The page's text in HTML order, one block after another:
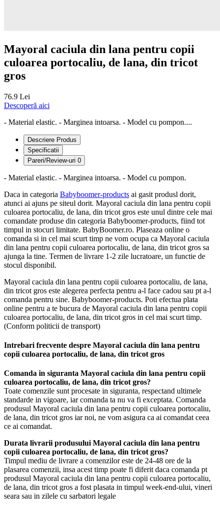
Mayoral caciula din lana pentru copii
culoarea portocaliu, de lana, din tricot
gros
76.9 Lei
Descoperă aici
- Material elastic. - Marginea intoarsa. - Model cu pompon....
Descriere Produs
Specificatii
Pareri/Review-uri 0
- Material elastic. - Marginea intoarsa. - Model cu pompon.
Daca in categoria Babyboomer-products ai gasit produsl dorit,
atunci ai ajuns pe siteul dorit. Mayoral caciula din lana pentru copii
culoarea portocaliu, de lana, din tricot gros este unul dintre cele mai
comandate produse din categoria Babyboomer-products, fiind tot
timpul in stocuri limitate. BabyBoomer.ro. Plaseaza online o
comanda si in cel mai scurt timp ne vom ocupa ca Mayoral caciula
din lana pentru copii culoarea portocaliu, de lana, din tricot gros sa
ajunga la tine. Termen de livrare 1-2 zile lucratoare, un functie de
stocul disponibil.
Mayoral caciula din lana pentru copii culoarea portocaliu, de lana,
din tricot gros este alegerea perfecta pentru a-l face cadou sau pt a-l
comanda pentru sine. Babyboomer-products. Poti efectua plata
online pentru a te bucura de Mayoral caciula din lana pentru copii
culoarea portocaliu, de lana, din tricot gros in cel mai scurt timp.
(Conform politicii de transport)
Intrebari frecvente despre Mayoral caciula din lana pentru
copii culoarea portocaliu, de lana, din tricot gros
Comanda in siguranta Mayoral caciula din lana pentru copii
culoarea portocaliu, de lana, din tricot gros?
Toate comenzile sunt procesate in siguranta, respectand ultimele
standarde in vigoare, iar comanda ta nu va fi exceptata. Comanda
produsul Mayoral caciula din lana pentru copii culoarea portocaliu,
de lana, din tricot gros iar noi, ne vom asigura ca ai comandat ceea
ce ai comandat.
Durata livrarii produsului Mayoral caciula din lana pentru
copii culoarea portocaliu, de lana, din tricot gros?
Timpul mediu de livrare a comenzilor este de 24-48 ore de la
plasarea comenzii, insa acest timp poate fi diferit daca comanda pt
produsul Mayoral caciula din lana pentru copii culoarea portocaliu,
de lana, din tricot gros a fost plasata in timpul week-end-ului, vineri
seara sau in zilele cu sarbatori legale